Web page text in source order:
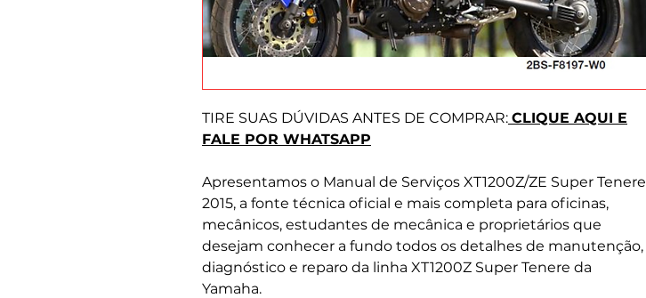
TIRE SUAS DÚVIDAS ANTES DE COMPRAR: CLIQUE AQUI E
FALE POR WHATSAPP
Apresentamos o Manual de Serviços XT1200Z/ZE Super Tenere
2015, a fonte técnica oficial e mais completa para oficinas,
mecânicos, estudantes de mecânica e proprietários que
desejam conhecer a fundo todos os detalhes de manutenção,
diagnóstico e reparo da linha XT1200Z Super Tenere da
Yamaha.